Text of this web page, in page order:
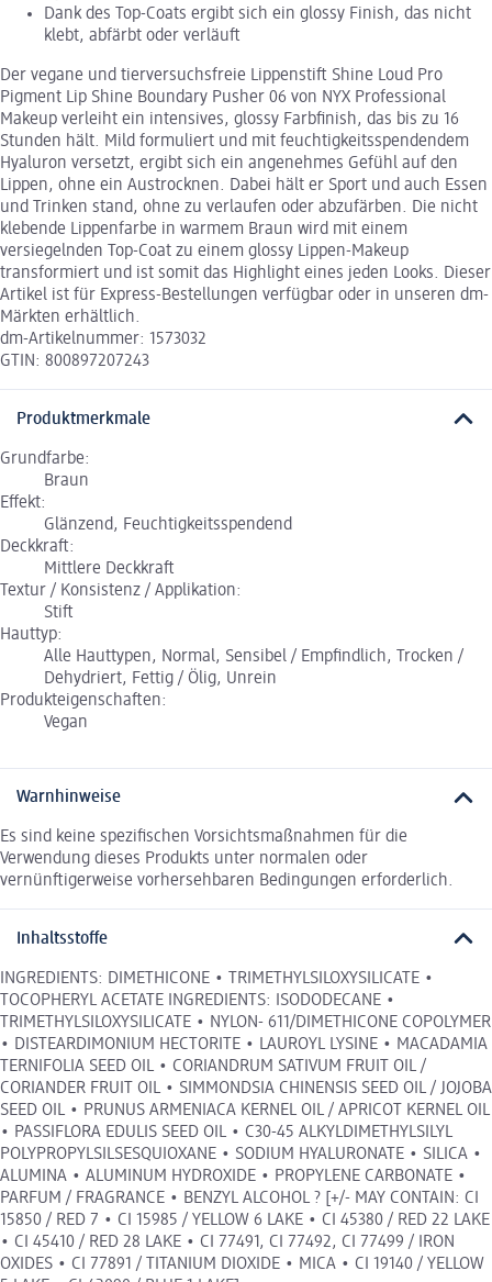
Dank des Top-Coats ergibt sich ein glossy Finish, das nicht
klebt, abfärbt oder verläuft
Der vegane und tierversuchsfreie Lippenstift Shine Loud Pro
Pigment Lip Shine Boundary Pusher 06 von NYX Professional
Makeup verleiht ein intensives, glossy Farbfinish, das bis zu 16
Stunden hält. Mild formuliert und mit feuchtigkeitsspendendem
Hyaluron versetzt, ergibt sich ein angenehmes Gefühl auf den
Lippen, ohne ein Austrocknen. Dabei hält er Sport und auch Essen
und Trinken stand, ohne zu verlaufen oder abzufärben. Die nicht
klebende Lippenfarbe in warmem Braun wird mit einem
versiegelnden Top-Coat zu einem glossy Lippen-Makeup
transformiert und ist somit das Highlight eines jeden Looks. Dieser
Artikel ist für Express-Bestellungen verfügbar oder in unseren dm-
Märkten erhältlich.
dm-Artikelnummer: 1573032
GTIN: 800897207243
Produktmerkmale
Grundfarbe:
Braun
Effekt:
Glänzend, Feuchtigkeitsspendend
Deckkraft:
Mittlere Deckkraft
Textur / Konsistenz / Applikation:
Stift
Hauttyp:
Alle Hauttypen, Normal, Sensibel / Empfindlich, Trocken /
Dehydriert, Fettig / Ölig, Unrein
Produkteigenschaften:
Vegan
Warnhinweise
Es sind keine spezifischen Vorsichtsmaßnahmen für die
Verwendung dieses Produkts unter normalen oder
vernünftigerweise vorhersehbaren Bedingungen erforderlich.
Inhaltsstoffe
INGREDIENTS: DIMETHICONE • TRIMETHYLSILOXYSILICATE •
TOCOPHERYL ACETATE INGREDIENTS: ISODODECANE •
TRIMETHYLSILOXYSILICATE • NYLON- 611/DIMETHICONE COPOLYMER
• DISTEARDIMONIUM HECTORITE • LAUROYL LYSINE • MACADAMIA
TERNIFOLIA SEED OIL • CORIANDRUM SATIVUM FRUIT OIL /
CORIANDER FRUIT OIL • SIMMONDSIA CHINENSIS SEED OIL / JOJOBA
SEED OIL • PRUNUS ARMENIACA KERNEL OIL / APRICOT KERNEL OIL
• PASSIFLORA EDULIS SEED OIL • C30-45 ALKYLDIMETHYLSILYL
POLYPROPYLSILSESQUIOXANE • SODIUM HYALURONATE • SILICA •
ALUMINA • ALUMINUM HYDROXIDE • PROPYLENE CARBONATE •
PARFUM / FRAGRANCE • BENZYL ALCOHOL ? [+/- MAY CONTAIN: CI
15850 / RED 7 • CI 15985 / YELLOW 6 LAKE • CI 45380 / RED 22 LAKE
• CI 45410 / RED 28 LAKE • CI 77491, CI 77492, CI 77499 / IRON
OXIDES • CI 77891 / TITANIUM DIOXIDE • MICA • CI 19140 / YELLOW